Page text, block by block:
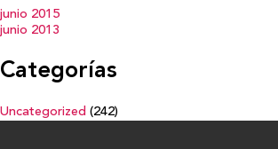
junio 2015
junio 2013
Categorías
Uncategorized (242)